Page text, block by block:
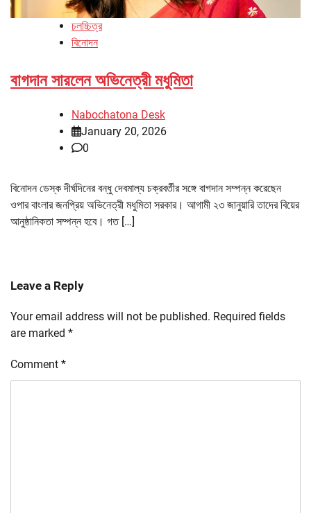
চলচ্চিত্র
বিনোদন
বাগদান সারলেন অভিনেত্রী মধুমিতা
Nabochatona Desk
January 20, 2026
0
বিনোদন ডেস্ক দীর্ঘদিনের বন্ধু দেবমাল্য চক্রবর্তীর সঙ্গে বাগদান সম্পন্ন করেছেন
ওপার বাংলার জনপ্রিয় অভিনেত্রী মধুমিতা সরকার। আগামী ২৩ জানুয়ারি তাদের বিয়ের
আনুষ্ঠানিকতা সম্পন্ন হবে। গত […]
Leave a Reply
Your email address will not be published. Required fields
are marked *
Comment *